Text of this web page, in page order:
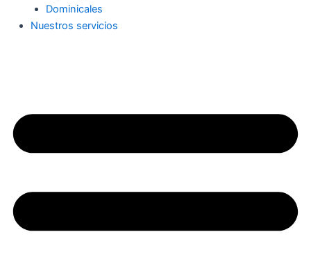
Dominicales
Nuestros servicios